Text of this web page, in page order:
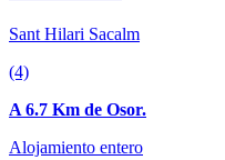
Sant Hilari Sacalm
(4)
A 6.7 Km de Osor.
Alojamiento entero